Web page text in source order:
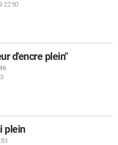
22:50
d'encre plein"
plein